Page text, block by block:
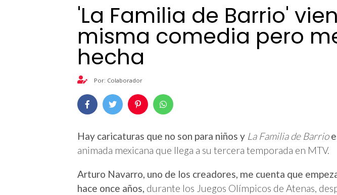
'La Familia de Barrio'
misma comedia pero
hecha
Por: Colaborador
Hay caricaturas que no son para niños y La Familia de Barrio
animada mexicana que llega a su tercera temporada en MTV.
Arturo Navarro, uno de los creadores, me cuenta que
hace once años, durante los Juegos Olímpicos de Atenas,